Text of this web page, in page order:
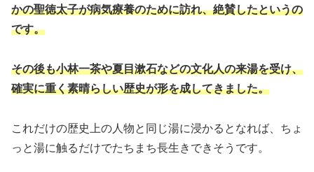
かの聖徳太子が病気療養のために訪れ、絶賛したというの
です。
その後も小林一茶や夏目漱石などの文化人の来湯を受け、
確実に重く素晴らしい歴史が形を成してきました。
これだけの歴史上の人物と同じ湯に浸かるとなれば、ちょ
っと湯に触るだけでたちまち長生きできそうです。